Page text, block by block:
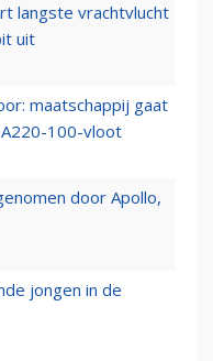
langste vrachtvlucht
uit
maatschappij gaat
100-vloot
door Apollo,
jongen in de